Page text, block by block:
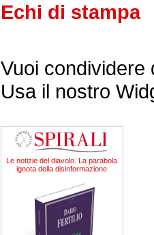
Echi di stampa
Vuoi condividere
Usa il nostro
Le notizie del diavolo. La parabola
ignota della disinformazione